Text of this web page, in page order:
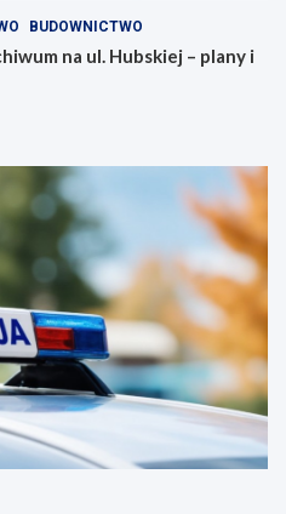
BUDOWNICTWO
na ul. Hubskiej – plany i